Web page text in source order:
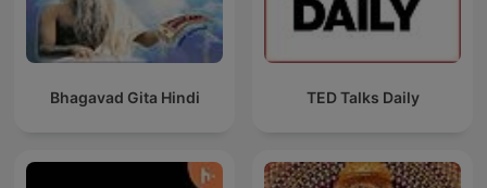
Bhagavad Gita Hindi TED Talks Daily